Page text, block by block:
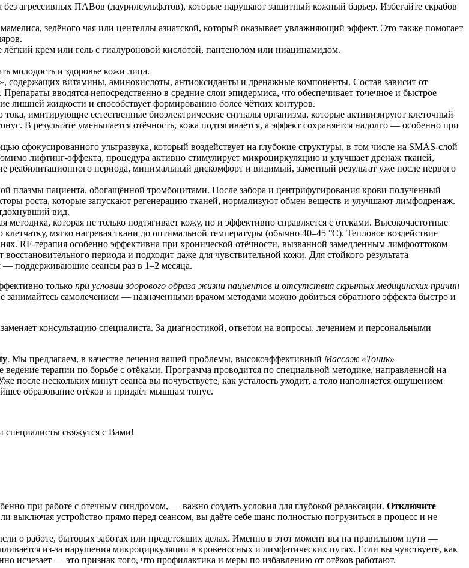
агрессивных ПАВов (лаурилсульфатов), которые нарушают защитный кожный барьер. Избегайте скрабов
зелёного чая или центеллы азиатской, который оказывает увлажняющий эффект. Это также помогает
крем или гель с гиалуроновой кислотой, пантенолом или ниацинамидом.
молодость и здоровье кожи лица.
содержащих витамины, аминокислоты, антиоксиданты и дренажные компоненты. Состав зависит от
вводятся непосредственно в средние слои эпидермиса, что обеспечивает точечное и быстрое
лишней жидкости и способствует формированию более чётких контуров.
тока, имитирующие естественные биоэлектрические сигналы организма, которые активизируют клеточный
В результате уменьшается отёчность, кожа подтягивается, а эффект сохраняется надолго — особенно при
сфокусированного ультразвука, который воздействует на глубокие структуры, в том числе на SMAS-слой
лифтинг-эффекта, процедура активно стимулирует микроциркуляцию и улучшает дренаж тканей,
реабилитационного периода, минимальный дискомфорт и видимый, заметный результат уже после первого
плазмы пациента, обогащённой тромбоцитами. После забора и центрифугирования крови полученный
роста, которые запускают регенерацию тканей, нормализуют обмен веществ и улучшают лимфодренаж.
вид.
которая не только подтягивает кожу, но и эффективно справляется с отёками. Высокочастотные
мягко нагревая ткани до оптимальной температуры (обычно 40–45 °C). Тепловое воздействие
RF-терапия особенно эффективна при хронической отёчности, вызванной замедленным лимфооттоком
периода и подходит даже для чувствительной кожи. Для стойкого результата
— поддерживающие сеансы раз в 1–2 месяца.
только при условии здорового образа жизни пациентов и отсутствия скрытых медицинских причин
занимайтесь самолечением — назначенными врачом методами можно добиться обратного эффекта быстро и
консультацию специалиста. За диагностикой, ответом на вопросы, лечением и персональными
. Мы предлагаем, в качестве лечения вашей проблемы, высокоэффективный Массаж «Тоник»
терапии по борьбе с отёками. Программа проводится по специальной методике, направленной на
нескольких минут сеанса вы почувствуете, как усталость уходит, а тело наполняется ощущением
образование отёков и придаёт мышцам тонус.
специалисты свяжутся с Вами!
при работе с отечным синдромом, — важно создать условия для глубокой релаксации. Отключите
выключая устройство прямо перед сеансом, вы даёте себе шанс полностью погрузиться в процесс и не
о работе, бытовых заботах или предстоящих делах. Именно в этот момент вы на правильном пути —
из-за нарушения микроциркуляции в кровеносных и лимфатических путях. Если вы чувствуете, как
исчезает — это признак того, что профилактика и меры по избавлению от отёков работают.